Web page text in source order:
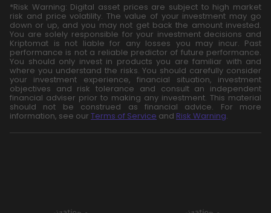
*Risk Warning: Digital asset prices are subject to high market
risk and price volatility. The value of your investment may go
down or up, and you may not get back the amount invested.
You are solely responsible for your investment decisions and
Kriptomat is not liable for any losses you may incur. Past
performance is not a reliable predictor of future performance.
You should only invest in products you are familiar with and
where you understand the risks. You should carefully consider
your investment experience, financial situation, investment
objectives and risk tolerance and consult an independent
financial adviser prior to making any investment. This material
should not be construed as financial advice. For more
information, see our Terms of Service and Risk Warning.